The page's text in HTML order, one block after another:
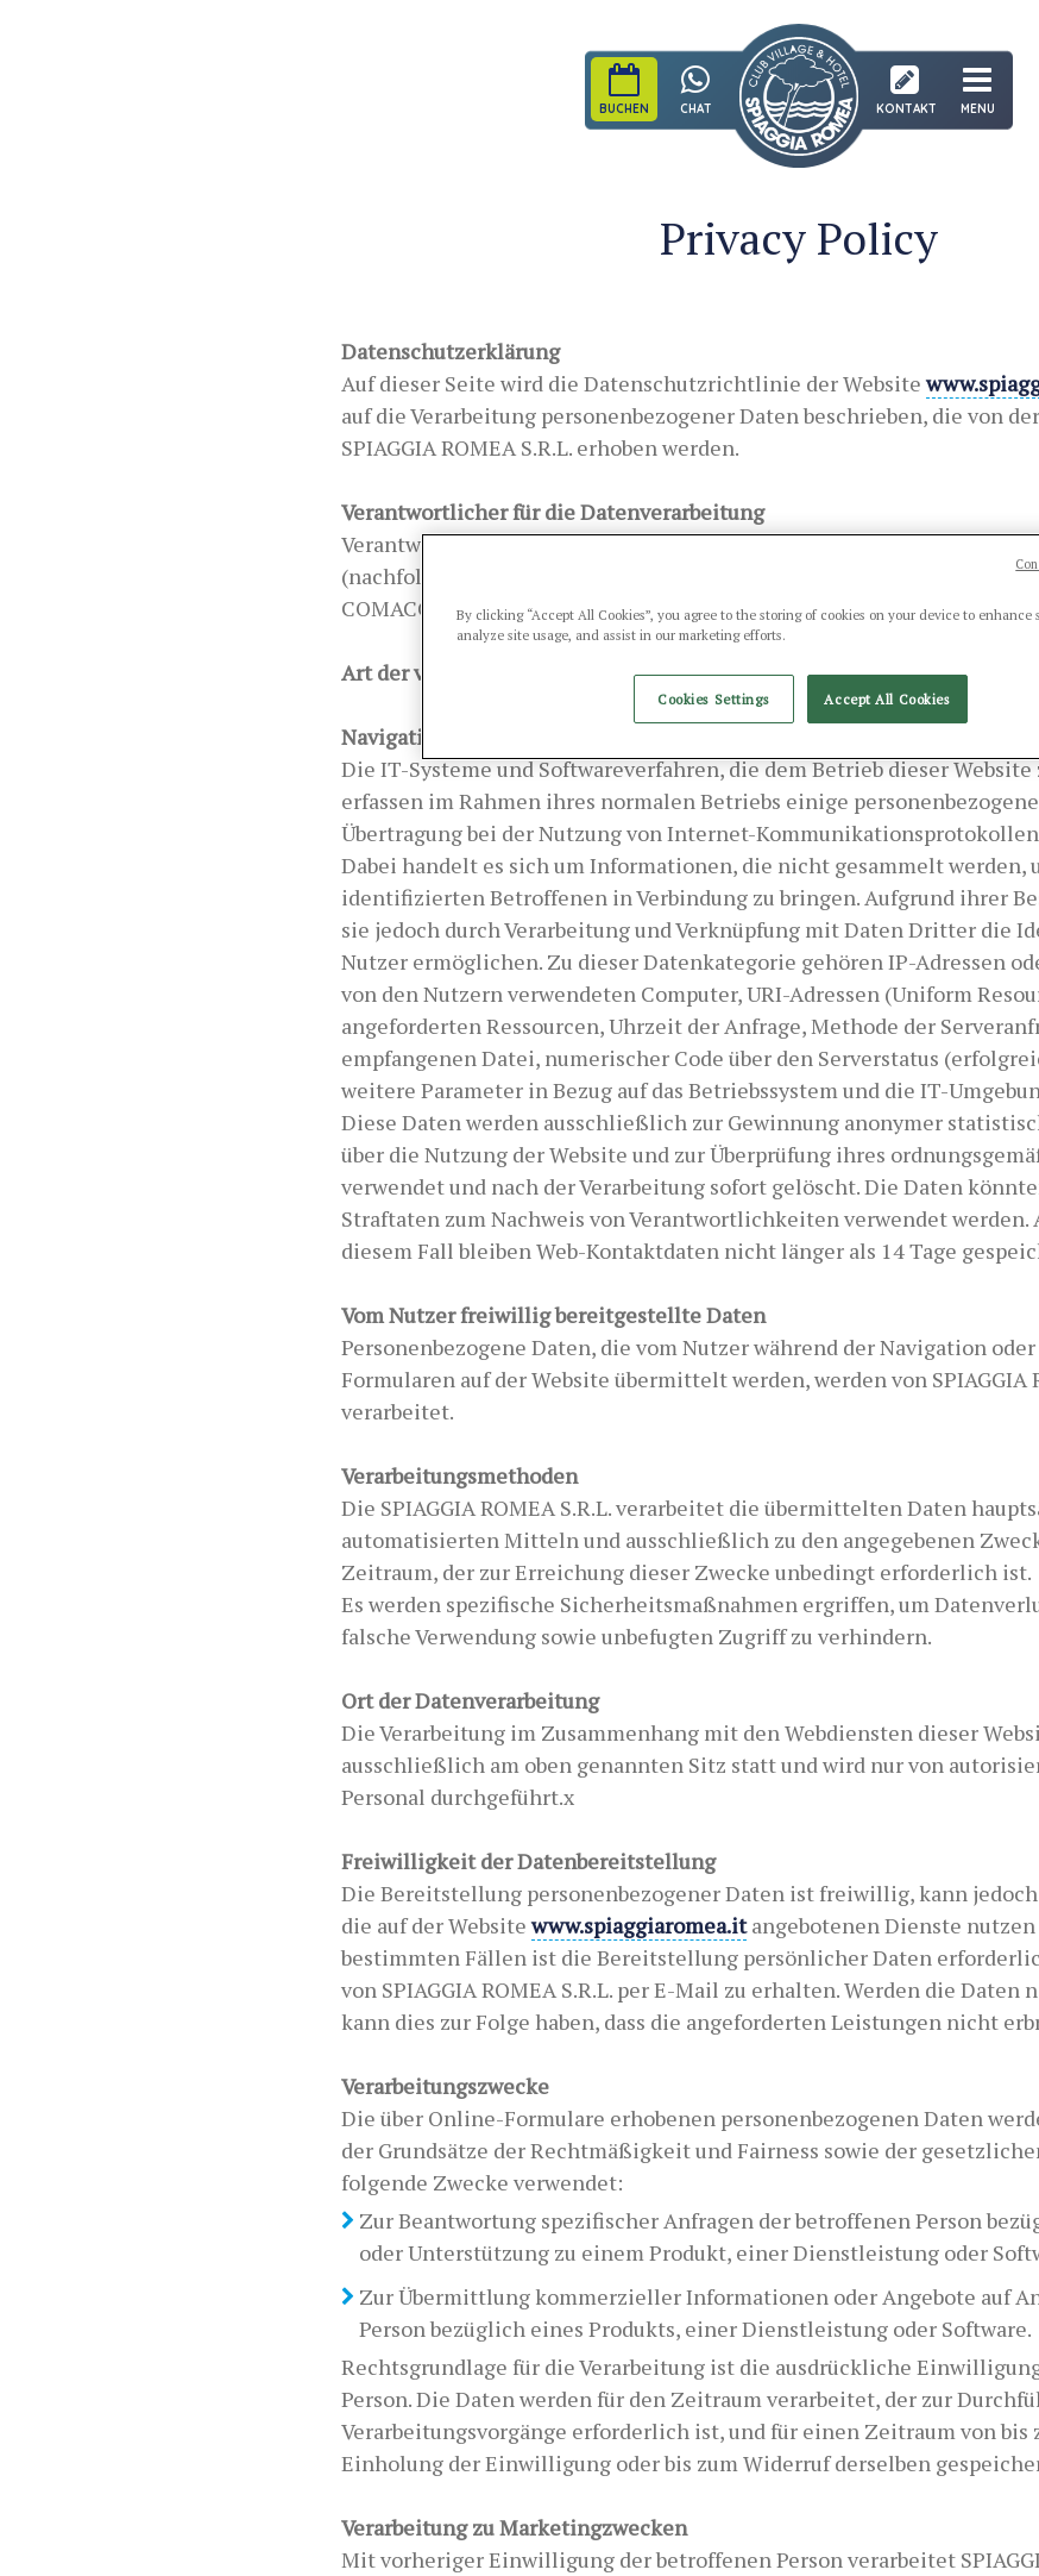
BUCHEN CHAT KONTAKT MENU
Privacy Policy
Datenschutzerklärung
Auf dieser Seite wird die Datenschutzrichtlinie der Website
auf die Verarbeitung personenbezogener Daten beschrieben, die von
SPIAGGIA ROMEA S.R.L. erhoben werden.
Verantwortlicher für die Datenverarbeitung
Verantwortlicher für die Datenverarbeitung ist die Gesellschaft
(nachfolgend „Verantwortlicher“), USt-IdNr. 00846060382, mit Sitz in
COMACCHIO, LIDO DELLE NAZIONI (FE), Italien. E-Mail:
Art der verarbeiteten Daten
Navigationsdaten
Die IT-Systeme und Softwareverfahren, die dem Betrieb dieser
erfassen im Rahmen ihres normalen Betriebs einige
Übertragung bei der Nutzung von Internet-
Dabei handelt es sich um Informationen, die nicht gesammelt werden,
identifizierten Betroffenen in Verbindung zu bringen. Aufgrund ihrer
sie jedoch durch Verarbeitung und Verknüpfung mit Daten Dritter die
Nutzer ermöglichen. Zu dieser Datenkategorie gehören IP-Adressen
von den Nutzern verwendeten Computer, URI-Adressen (Uniform
angeforderten Ressourcen, Uhrzeit der Anfrage, Methode der
empfangenen Datei, numerischer Code über den Serverstatus
weitere Parameter in Bezug auf das Betriebssystem und die IT-
Diese Daten werden ausschließlich zur Gewinnung anonymer
über die Nutzung der Website und zur Überprüfung ihres
verwendet und nach der Verarbeitung sofort gelöscht. Die Daten
Straftaten zum Nachweis von Verantwortlichkeiten verwendet werden.
diesem Fall bleiben Web-Kontaktdaten nicht länger als 14 Tage
Vom Nutzer freiwillig bereitgestellte Daten
Personenbezogene Daten, die vom Nutzer während der Navigation
Formularen auf der Website übermittelt werden, werden von SPIAGGIA
verarbeitet.
Verarbeitungsmethoden
Die SPIAGGIA ROMEA S.R.L. verarbeitet die übermittelten Daten
automatisierten Mitteln und ausschließlich zu den angegebenen
Zeitraum, der zur Erreichung dieser Zwecke unbedingt erforderlich ist.
Es werden spezifische Sicherheitsmaßnahmen ergriffen, um
falsche Verwendung sowie unbefugten Zugriff zu verhindern.
Ort der Datenverarbeitung
Die Verarbeitung im Zusammenhang mit den Webdiensten dieser
ausschließlich am oben genannten Sitz statt und wird nur von
Personal durchgeführt.x
Freiwilligkeit der Datenbereitstellung
Die Bereitstellung personenbezogener Daten ist freiwillig, kann
die auf der Websitewww.spiaggiaromea.itangebotenen Dienste
bestimmten Fällen ist die Bereitstellung persönlicher Daten
von SPIAGGIA ROMEA S.R.L. per E-Mail zu erhalten. Werden die
kann dies zur Folge haben, dass die angeforderten Leistungen nicht
Verarbeitungszwecke
Die über Online-Formulare erhobenen personenbezogenen Daten
der Grundsätze der Rechtmäßigkeit und Fairness sowie der
folgende Zwecke verwendet:
Zur Beantwortung spezifischer Anfragen der betroffenen Person
oder Unterstützung zu einem Produkt, einer Dienstleistung oder
Zur Übermittlung kommerzieller Informationen oder Angebote auf
Person bezüglich eines Produkts, einer Dienstleistung oder Software.
Rechtsgrundlage für die Verarbeitung ist die ausdrückliche
Person. Die Daten werden für den Zeitraum verarbeitet, der zur
Verarbeitungsvorgänge erforderlich ist, und für einen Zeitraum von bis
Einholung der Einwilligung oder bis zum Widerruf derselben
Verarbeitung zu Marketingzwecken
Mit vorheriger Einwilligung der betroffenen Person verarbeitet
By clicking “Accept All Cookies”, you agree to the storing of cookies on your device to enhance
analyze site usage, and assist in our marketing efforts.
Cookies Settings Accept All Cookies